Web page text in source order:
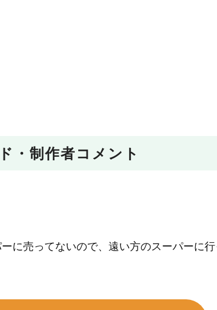
・制作者コメント
に売ってないので、遠い方のスーパーに